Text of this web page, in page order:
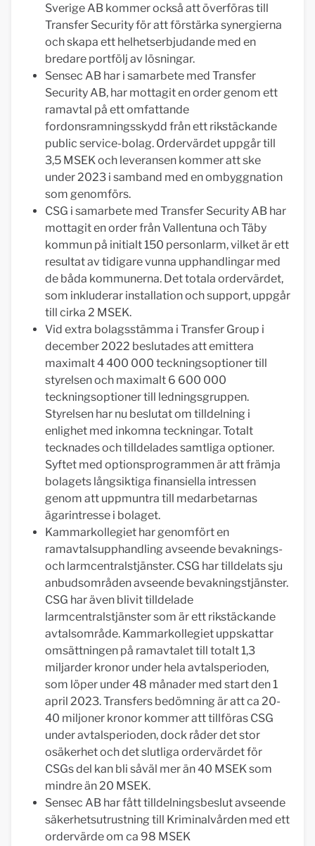
Sverige AB kommer också att överföras till
Transfer Security för att förstärka synergierna
och skapa ett helhetserbjudande med en
bredare portfölj av lösningar.
Sensec AB har i samarbete med Transfer
Security AB, har mottagit en order genom ett
ramavtal på ett omfattande
fordonsramningsskydd från ett rikstäckande
public service-bolag. Ordervärdet uppgår till
3,5 MSEK och leveransen kommer att ske
under 2023 i samband med en ombyggnation
som genomförs.
CSG i samarbete med Transfer Security AB har
mottagit en order från Vallentuna och Täby
kommun på initialt 150 personlarm, vilket är ett
resultat av tidigare vunna upphandlingar med
de båda kommunerna. Det totala ordervärdet,
som inkluderar installation och support, uppgår
till cirka 2 MSEK.
Vid extra bolagsstämma i Transfer Group i
december 2022 beslutades att emittera
maximalt 4 400 000 teckningsoptioner till
styrelsen och maximalt 6 600 000
teckningsoptioner till ledningsgruppen.
Styrelsen har nu beslutat om tilldelning i
enlighet med inkomna teckningar. Totalt
tecknades och tilldelades samtliga optioner.
Syftet med optionsprogrammen är att främja
bolagets långsiktiga finansiella intressen
genom att uppmuntra till medarbetarnas
ägarintresse i bolaget.
Kammarkollegiet har genomfört en
ramavtalsupphandling avseende bevaknings-
och larmcentralstjänster. CSG har tilldelats sju
anbudsområden avseende bevakningstjänster.
CSG har även blivit tilldelade
larmcentralstjänster som är ett rikstäckande
avtalsområde. Kammarkollegiet uppskattar
omsättningen på ramavtalet till totalt 1,3
miljarder kronor under hela avtalsperioden,
som löper under 48 månader med start den 1
april 2023. Transfers bedömning är att ca 20-
40 miljoner kronor kommer att tillföras CSG
under avtalsperioden, dock råder det stor
osäkerhet och det slutliga ordervärdet för
CSGs del kan bli såväl mer än 40 MSEK som
mindre än 20 MSEK.
Sensec AB har fått tilldelningsbeslut avseende
säkerhetsutrustning till Kriminalvården med ett
ordervärde om ca 98 MSEK